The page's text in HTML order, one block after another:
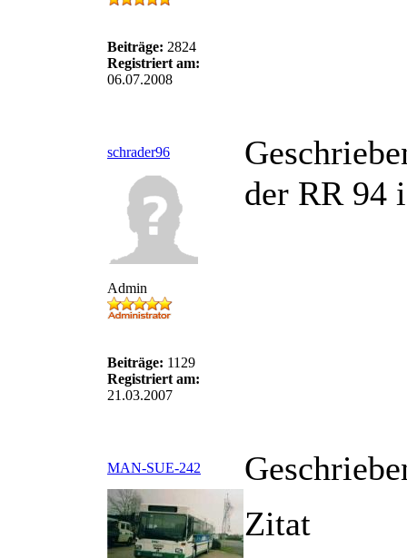
Beiträge: 2824
Registriert am:
06.07.2008
schrader96
Admin
Beiträge: 1129
Registriert am:
21.03.2007
der RR 94
MAN-SUE-242
Zitat